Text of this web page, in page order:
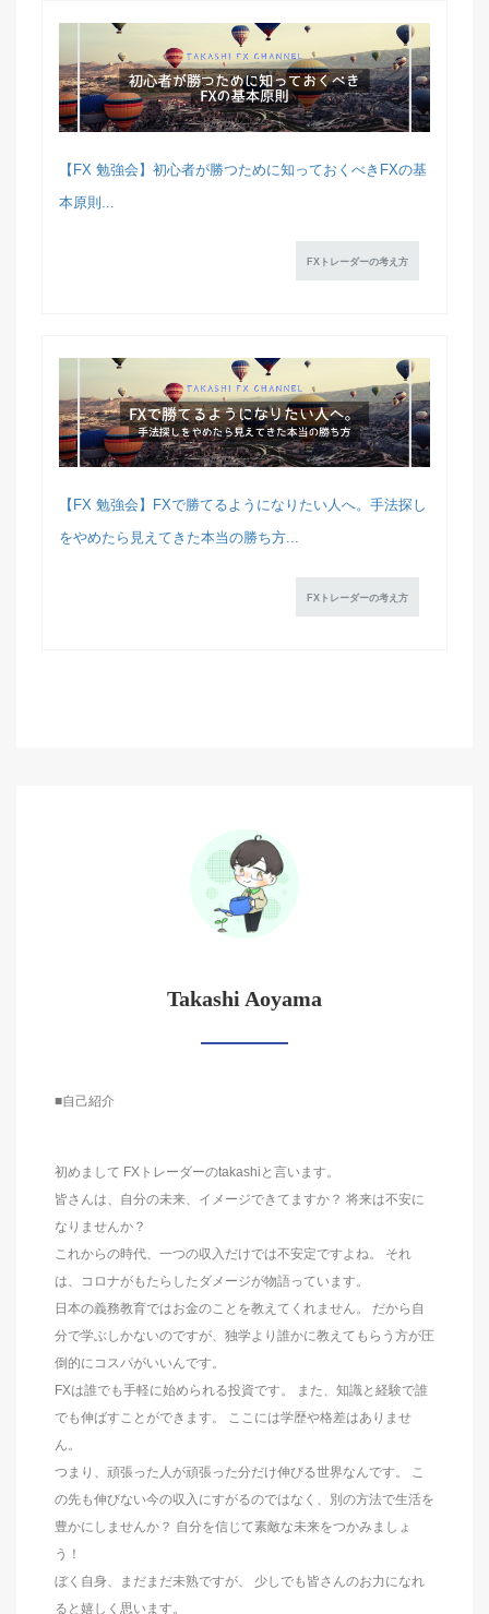
【FX 勉強会】初心者が勝つために知っておくべきFXの基
本原則...
FXトレーダーの考え方
【FX 勉強会】FXで勝てるようになりたい人へ。手法探し
をやめたら見えてきた本当の勝ち方...
FXトレーダーの考え方
Takashi Aoyama
■自己紹介
初めまして FXトレーダーのtakashiと言います。
皆さんは、自分の未来、イメージできてますか？ 将来は不安に
なりませんか？
これからの時代、一つの収入だけでは不安定ですよね。 それ
は、コロナがもたらしたダメージが物語っています。
日本の義務教育ではお金のことを教えてくれません。 だから自
分で学ぶしかないのですが、独学より誰かに教えてもらう方が圧
倒的にコスパがいいんです。
FXは誰でも手軽に始められる投資です。 また、知識と経験で誰
でも伸ばすことができます。 ここには学歴や格差はありませ
ん。
つまり、頑張った人が頑張った分だけ伸びる世界なんです。 こ
の先も伸びない今の収入にすがるのではなく、別の方法で生活を
豊かにしませんか？ 自分を信じて素敵な未来をつかみましょ
う！
ぼく自身、まだまだ未熟ですが、 少しでも皆さんのお力になれ
ると嬉しく思います。